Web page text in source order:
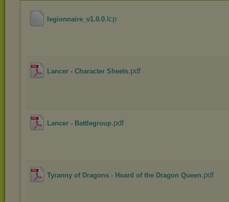
legionnaire_v1.0.0.lcp
Lancer - Character Sheets.pdf
Lancer - Battlegroup.pdf
Tyranny of Dragons - Hoard of the Dragon Queen.pdf